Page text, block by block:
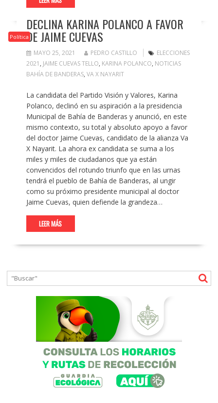
Política
DECLINA KARINA POLANCO A FAVOR
DE JAIME CUEVAS
MAYO 25, 2021 PEDRO CASTILLO
ELECCIONES
2021 , JAIME CUEVAS TELLO, KARINA POLANCO, NOTICIAS
BAHÍA DE BANDERAS, VA X NAYARIT
La candidata del Partido Visión y Valores, Karina
Polanco, declinó en su aspiración a la presidencia
Municipal de Bahía de Banderas y anunció, en este
mismo contexto, su total y absoluto apoyo a favor
del doctor Jaime Cuevas, candidato de la alianza Va
X Nayarit. La ahora ex candidata se suma a los
miles y miles de ciudadanos que ya están
convencidos del rotundo triunfo que en las urnas
tendrá el pueblo de Bahía de Banderas, al ungir
como su próximo presidente municipal al doctor
Jaime Cuevas, quien defiende la grandeza…
LEER MÁS